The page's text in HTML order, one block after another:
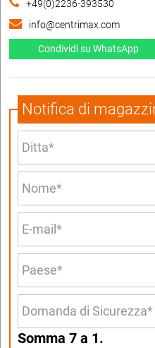
+49(0)2236-393530
info@centrimax.com
Condividi su WhatsApp
Notifica di
Somma 7 a 1.